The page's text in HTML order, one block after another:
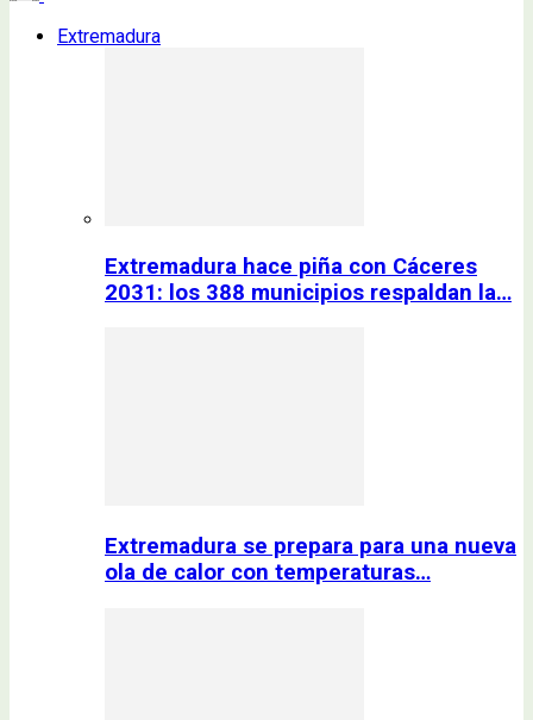
Extremadura
Extremadura hace piña con Cáceres
2031: los 388 municipios respaldan la…
Extremadura se prepara para una nueva
ola de calor con temperaturas…